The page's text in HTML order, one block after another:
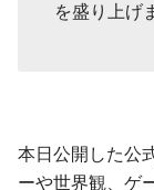
を盛り上げ
本日公開した公
ーや世界観、ゲ